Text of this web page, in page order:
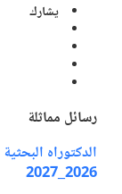
يشارك
رسائل مماثلة
الدكتوراه
2026_2027